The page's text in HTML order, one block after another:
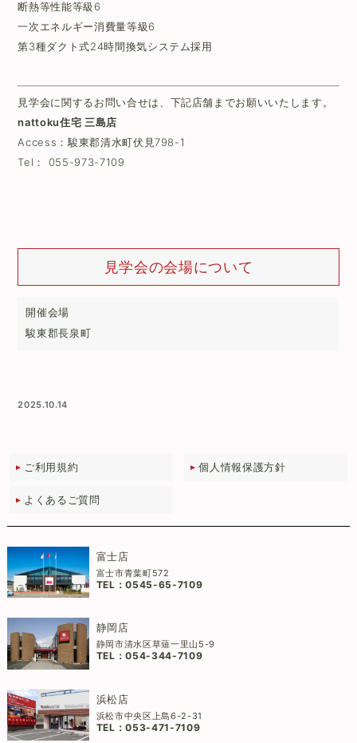
断熱等性能等級6
一次エネルギー消費量等級6
第3種ダクト式24時間換気システム採用
見学会に関するお問い合せは、下記店舗までお願いいたします。
nattoku住宅 三島店
Access： 駿東郡清水町伏見798-1
Tel： 055-973-7109
見学会の会場について
開催会場
駿東郡長泉町
2025.10.14
ご利用規約 個人情報保護方針
よくあるご質問
富士店
富士市青葉町572
TEL：0545-65-7109
静岡店
静岡市清水区草薙一里山5-9
TEL：054-344-7109
浜松店
浜松市中央区上島6-2-31
TEL：053-471-7109